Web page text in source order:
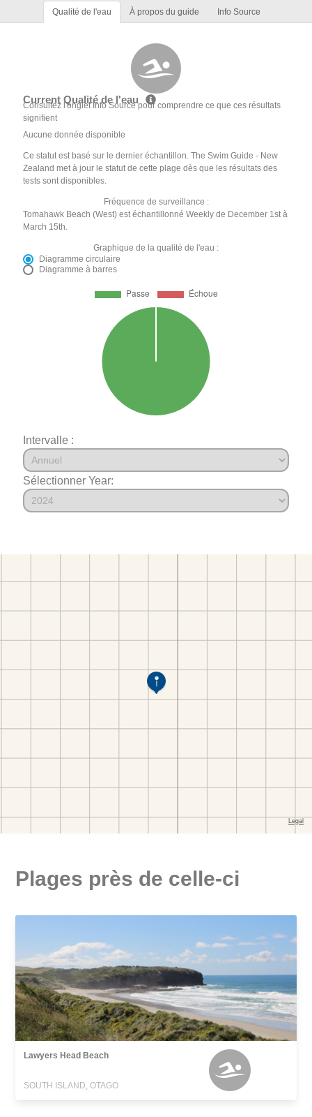
Qualité de l'eau À propos du guide Info Source
Current Qualité de l'eau
Consultez l'onglet Info Source pour comprendre ce que ces résultats
signifient
Aucune donnée disponible
Ce statut est basé sur le dernier échantillon. The Swim Guide - New
Zealand met à jour le statut de cette plage dès que les résultats des
tests sont disponibles.
Fréquence de surveillance :
Tomahawk Beach (West) est échantillonné Weekly de December 1st à
March 15th.
Graphique de la qualité de l'eau :
Diagramme circulaire
Diagramme à barres
Intervalle :
Sélectionner Year:
Plages près de celle-ci
Lawyers Head Beach
SOUTH ISLAND, OTAGO